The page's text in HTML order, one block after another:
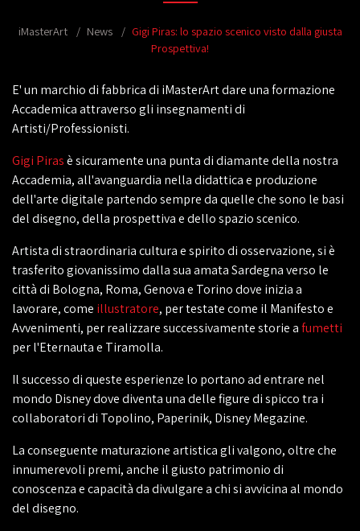
iMasterArt News
Gigi Piras: lo spazio scenico visto dalla giusta
Prospettiva!
E' un marchio di fabbrica di iMasterArt dare una formazione
Accademica attraverso gli insegnamenti di
Artisti/Professionisti.
Gigi Pirasè sicuramente una punta di diamante della nostra
Accademia, all'avanguardia nella didattica e produzione
dell'arte digitale partendo sempre da quelle che sono le basi
del disegno, della prospettiva e dello spazio scenico.
Artista di straordinaria cultura e spirito di osservazione, si è
trasferito giovanissimo dalla sua amata Sardegna verso le
città di Bologna, Roma, Genova e Torino dove inizia a
lavorare, come illustratore, per testate come il Manifesto e
Avvenimenti, per realizzare successivamente storie afumetti
per l'Eternauta e Tiramolla.
Il successo di queste esperienze lo portano ad entrare nel
mondo Disney dove diventa una delle figure di spicco tra i
collaboratori di Topolino, Paperinik, Disney Megazine.
La conseguente maturazione artistica gli valgono, oltre che
innumerevoli premi, anche il giusto patrimonio di
conoscenza e capacità da divulgare a chi si avvicina al mondo
del disegno.